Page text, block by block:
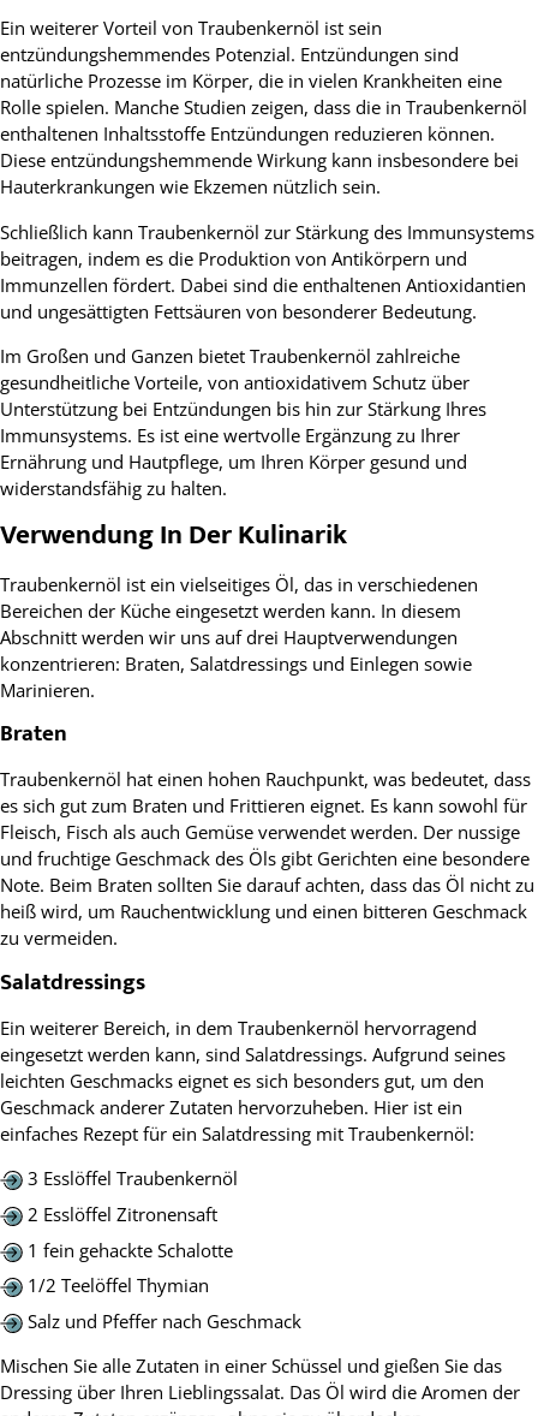
Ein weiterer Vorteil von Traubenkernöl ist sein
entzündungshemmendes Potenzial. Entzündungen sind
natürliche Prozesse im Körper, die in vielen Krankheiten eine
Rolle spielen. Manche Studien zeigen, dass die in Traubenkernöl
enthaltenen Inhaltsstoffe Entzündungen reduzieren können.
Diese entzündungshemmende Wirkung kann insbesondere bei
Hauterkrankungen wie Ekzemen nützlich sein.
Schließlich kann Traubenkernöl zur Stärkung des Immunsystems
beitragen, indem es die Produktion von Antikörpern und
Immunzellen fördert. Dabei sind die enthaltenen Antioxidantien
und ungesättigten Fettsäuren von besonderer Bedeutung.
Im Großen und Ganzen bietet Traubenkernöl zahlreiche
gesundheitliche Vorteile, von antioxidativem Schutz über
Unterstützung bei Entzündungen bis hin zur Stärkung Ihres
Immunsystems. Es ist eine wertvolle Ergänzung zu Ihrer
Ernährung und Hautpflege, um Ihren Körper gesund und
widerstandsfähig zu halten.
Verwendung In Der Kulinarik
Traubenkernöl ist ein vielseitiges Öl, das in verschiedenen
Bereichen der Küche eingesetzt werden kann. In diesem
Abschnitt werden wir uns auf drei Hauptverwendungen
konzentrieren: Braten, Salatdressings und Einlegen sowie
Marinieren.
Braten
Traubenkernöl hat einen hohen Rauchpunkt, was bedeutet, dass
es sich gut zum Braten und Frittieren eignet. Es kann sowohl für
Fleisch, Fisch als auch Gemüse verwendet werden. Der nussige
und fruchtige Geschmack des Öls gibt Gerichten eine besondere
Note. Beim Braten sollten Sie darauf achten, dass das Öl nicht zu
heiß wird, um Rauchentwicklung und einen bitteren Geschmack
zu vermeiden.
Salatdressings
Ein weiterer Bereich, in dem Traubenkernöl hervorragend
eingesetzt werden kann, sind Salatdressings. Aufgrund seines
leichten Geschmacks eignet es sich besonders gut, um den
Geschmack anderer Zutaten hervorzuheben. Hier ist ein
einfaches Rezept für ein Salatdressing mit Traubenkernöl:
3 Esslöffel Traubenkernöl
2 Esslöffel Zitronensaft
1 fein gehackte Schalotte
1/2 Teelöffel Thymian
Salz und Pfeffer nach Geschmack
Mischen Sie alle Zutaten in einer Schüssel und gießen Sie das
Dressing über Ihren Lieblingssalat. Das Öl wird die Aromen der